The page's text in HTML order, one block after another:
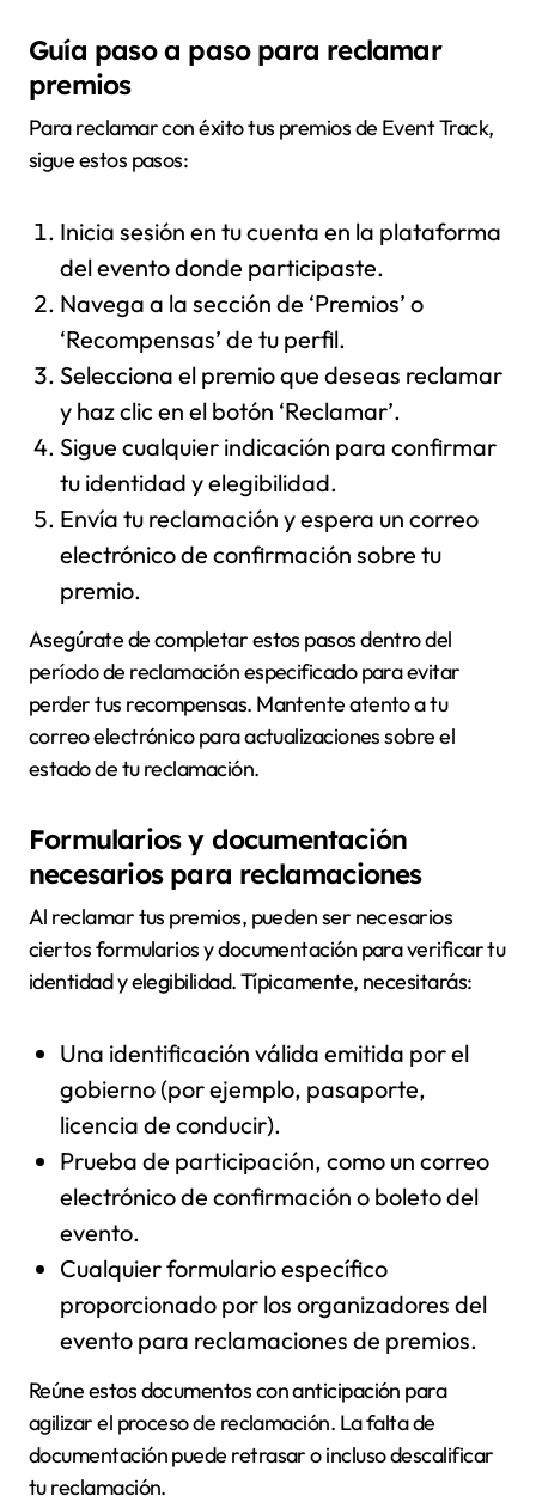
Guía paso a paso para reclamar
premios
Para reclamar con éxito tus premios de Event Track,
sigue estos pasos:
Inicia sesión en tu cuenta en la plataforma
del evento donde participaste.
Navega a la sección de ‘Premios’ o
‘Recompensas’ de tu perfil.
Selecciona el premio que deseas reclamar
y haz clic en el botón ‘Reclamar’.
Sigue cualquier indicación para confirmar
tu identidad y elegibilidad.
Envía tu reclamación y espera un correo
electrónico de confirmación sobre tu
premio.
Asegúrate de completar estos pasos dentro del
período de reclamación especificado para evitar
perder tus recompensas. Mantente atento a tu
correo electrónico para actualizaciones sobre el
estado de tu reclamación.
Formularios y documentación
necesarios para reclamaciones
Al reclamar tus premios, pueden ser necesarios
ciertos formularios y documentación para verificar tu
identidad y elegibilidad. Típicamente, necesitarás:
Una identificación válida emitida por el
gobierno (por ejemplo, pasaporte,
licencia de conducir).
Prueba de participación, como un correo
electrónico de confirmación o boleto del
evento.
Cualquier formulario específico
proporcionado por los organizadores del
evento para reclamaciones de premios.
Reúne estos documentos con anticipación para
agilizar el proceso de reclamación. La falta de
documentación puede retrasar o incluso descalificar
tu reclamación.